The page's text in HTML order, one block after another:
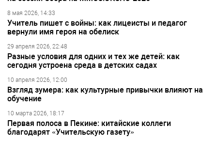
8 мая 2026, 14:33
Учитель пишет с войны: как лицеисты и педагог
вернули имя героя на обелиск
29 апреля 2026, 22:48
Разные условия для одних и тех же детей: как
сегодня устроена среда в детских садах
10 апреля 2026, 12:00
Взгляд зумера: как культурные привычки влияют на
обучение
10 марта 2026, 18:17
Первая полоса в Пекине: китайские коллеги
благодарят «Учительскую газету»